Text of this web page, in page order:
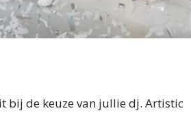
bij de keuze van jullie dj. Artistic